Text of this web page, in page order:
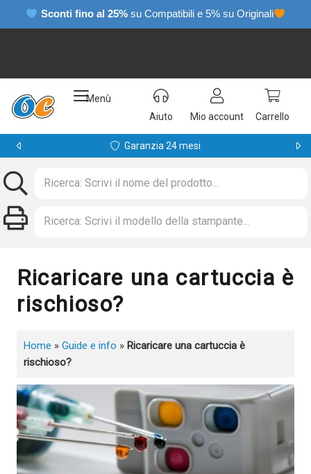
Sconti fino al 25% su Compatibili e 5% su Originali
Menù
Aiuto
Mio account Carrello
Garanzia 24 mesi
Ricaricare una cartuccia è
rischioso?
Home » Guide e info » Ricaricare una cartuccia è
rischioso?